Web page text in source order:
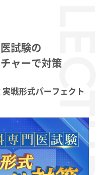
試験の
ャーで対策
戦形式パーフェクト